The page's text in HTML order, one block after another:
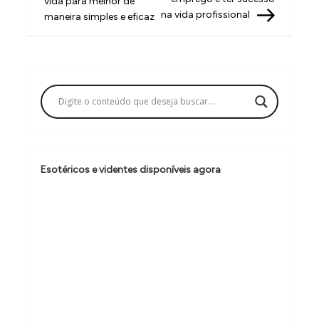
v
a
ç
o
d
maneira simples e eficaz na vida profissional
Esotéricos e videntes disponíveis agora